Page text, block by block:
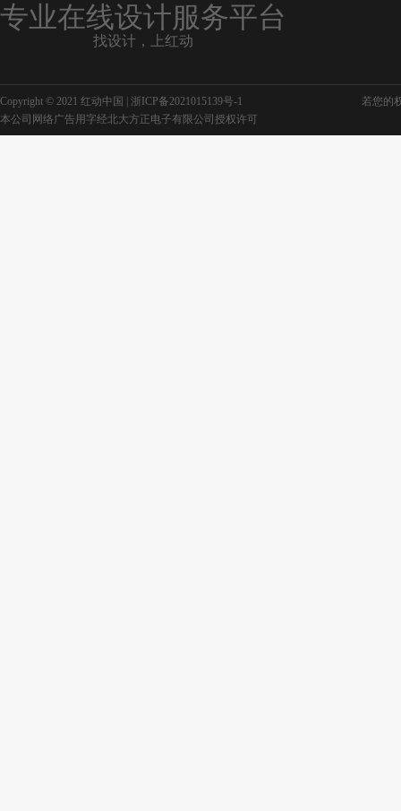
专业在线设计服务平台
找设计，上红动
Copyright © 2021 红动中国 | 浙ICP备2021015139号-1
若您的
本公司网络广告用字经北大方正电子有限公司授权许可